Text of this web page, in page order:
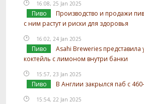
16:08, 25 Jan 2025
Пиво
Производство и продажи
с ним растут и риски для здоровья
16:02, 24 Jan 2025
Пиво
Asahi Breweries
коктейль с лимоном внутри банки
15:57, 23 Jan 2025
Пиво В Англии закрылся паб с
15:54, 22 Jan 2025